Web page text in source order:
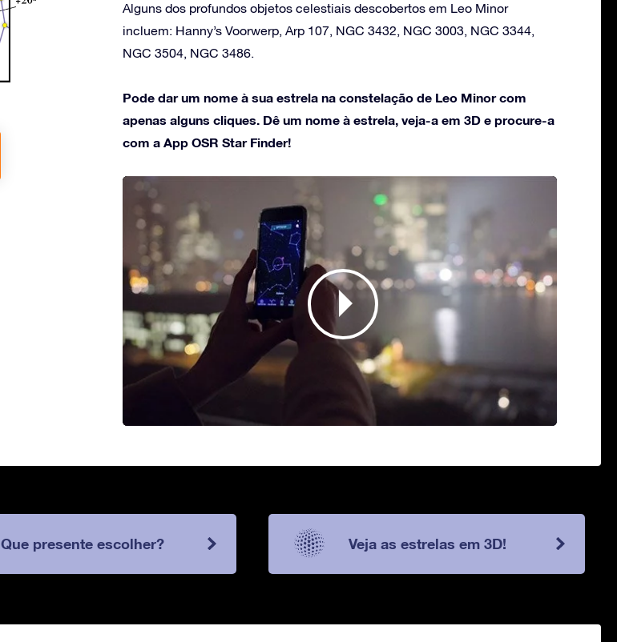
Alguns dos profundos objetos celestiais descobertos em Leo Minor
incluem: Hanny’s Voorwerp, Arp 107, NGC 3432, NGC 3003, NGC 3344,
NGC 3504, NGC 3486.
Pode dar um nome à sua estrela na constelação de Leo Minor com
apenas alguns cliques. Dê um nome à estrela, veja-a em 3D e procure-a
com a App OSR Star Finder!
Que presente escolher? Veja as estrelas em 3D!